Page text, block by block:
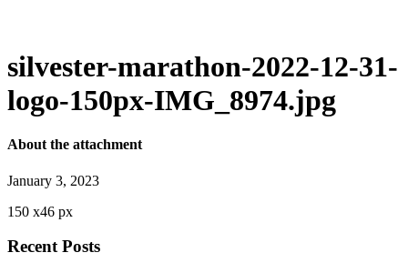
silvester-marathon-2022-12-31-
logo-150px-IMG_8974.jpg
About the attachment
January 3, 2023
150 x46 px
Recent Posts